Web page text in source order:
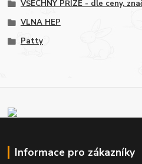
VŠECHNY PŘÍZE - dle ceny,
VLNA HEP
Patty
Informace pro zákazníky